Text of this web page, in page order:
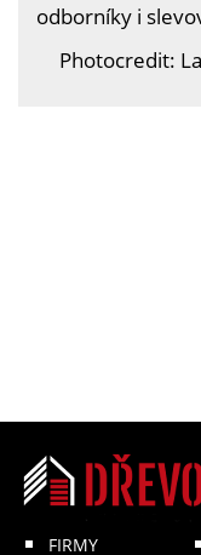
odborníky i
Photocredit:
FIRMY